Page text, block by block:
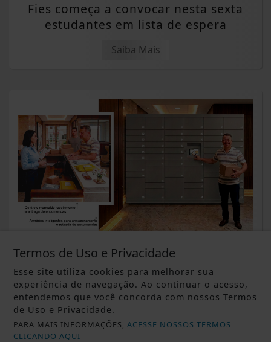
Fies começa a convocar nesta sexta
estudantes em lista de espera
Saiba Mais
Quem responde por encomendas
extraviadas no condomínio?
Saiba Mais
Termos de Uso e Privacidade
Esse site utiliza cookies para melhorar sua
experiência de navegação. Ao continuar o acesso,
entendemos que você concorda com nossos Termos
de Uso e Privacidade.
PARA MAIS INFORMAÇÕES,ACESSE NOSSOS TERMOS
CLICANDO AQUI